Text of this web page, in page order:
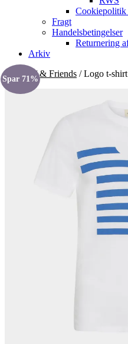
Fragt
Handelsbetingelser
Returnering
Arkiv
Forside/& Friends / Logo t-
Spar 71%